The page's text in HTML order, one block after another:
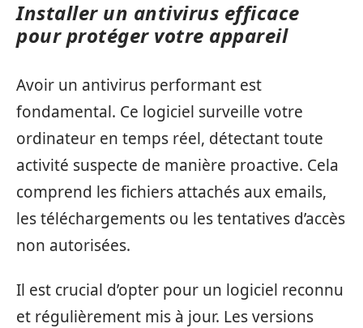
Installer un antivirus efficace
pour protéger votre appareil
Avoir un antivirus performant est
fondamental. Ce logiciel surveille votre
ordinateur en temps réel, détectant toute
activité suspecte de manière proactive. Cela
comprend les fichiers attachés aux emails,
les téléchargements ou les tentatives d’accès
non autorisées.
Il est crucial d’opter pour un logiciel reconnu
et régulièrement mis à jour. Les versions